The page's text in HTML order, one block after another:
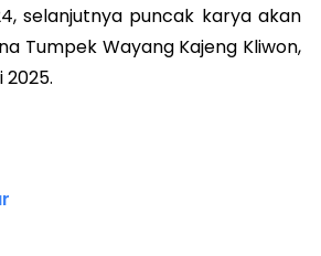
selanjutnya puncak karya akan
Tumpek Wayang Kajeng Kliwon,
2025.